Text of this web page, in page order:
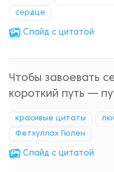
сердце
Cлайд с цитатой
Чтобы завоевать
короткий путь —
красивые цитаты
Фетхуллах Гюлен
Cлайд с цитатой